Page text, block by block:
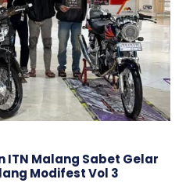
ITN Malang Sabet Gelar
Modifest Vol 3